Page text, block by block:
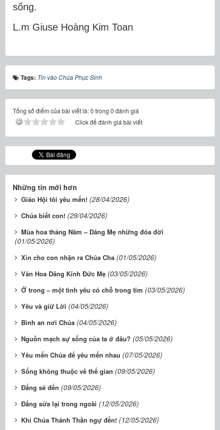
sống.
L.m Giuse Hoàng Kim Toan
Tags: Tin vào Chúa Phục Sinh
Tổng số điểm của bài viết là: 0 trong 0 đánh giá
Click để đánh giá bài viết
Những tin mới hơn
Giáo Hội tôi yêu mến! (28/04/2026)
Chúa biết con! (29/04/2026)
Mùa hoa tháng Năm – Dâng Mẹ những đóa đời
(01/05/2026)
Xin cho con nhận ra Chúa Cha (01/05/2026)
Vãn Hoa Dâng Kính Đức Mẹ (03/05/2026)
Ở trong – một tình yêu có chỗ trong tim (03/05/2026)
Yêu và giữ Lời (04/05/2026)
Bình an nơi Chúa (04/05/2026)
Nguồn mạch sự sống của ta ở đâu? (05/05/2026)
Yêu mến Chúa để yêu mến nhau (07/05/2026)
Sống không thuộc về thế gian (09/05/2026)
Đấng sẽ đến (09/05/2026)
Đấng sửa lại trong ngoài (12/05/2026)
Khi Chúa Thánh Thần ngự đến! (12/05/2026)